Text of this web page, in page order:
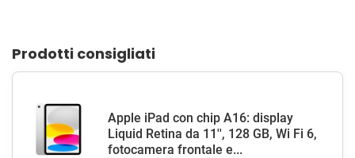
Prodotti consigliati
Apple iPad con chip A16: display
Liquid Retina da 11'', 128 GB, Wi Fi 6,
fotocamera frontale e...